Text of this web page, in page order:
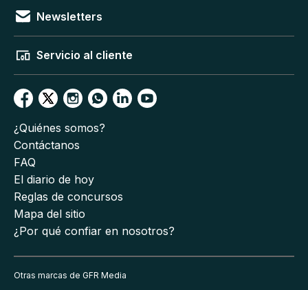
Newsletters
Servicio al cliente
¿Quiénes somos?
Contáctanos
FAQ
El diario de hoy
Reglas de concursos
Mapa del sitio
¿Por qué confiar en nosotros?
Otras marcas de GFR Media